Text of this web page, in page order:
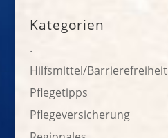
Kategorien
.
Hilfsmittel/Barrierefreiheit
Pflegetipps
Pflegeversicherung